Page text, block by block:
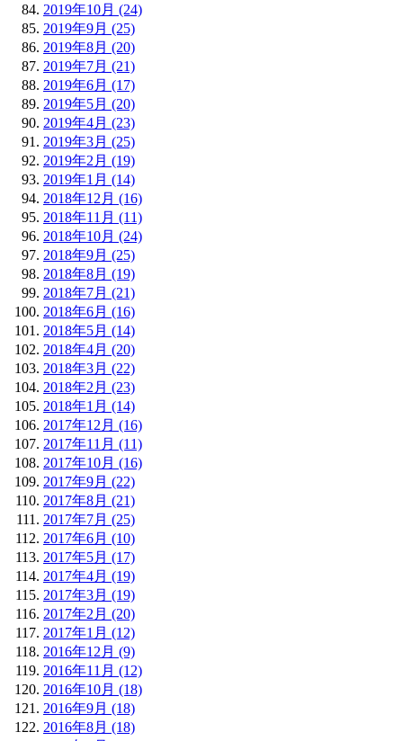
2019年10月 (24)
2019年9月 (25)
2019年8月 (20)
2019年7月 (21)
2019年6月 (17)
2019年5月 (20)
2019年4月 (23)
2019年3月 (25)
2019年2月 (19)
2019年1月 (14)
2018年12月 (16)
2018年11月 (11)
2018年10月 (24)
2018年9月 (25)
2018年8月 (19)
2018年7月 (21)
2018年6月 (16)
2018年5月 (14)
2018年4月 (20)
2018年3月 (22)
2018年2月 (23)
2018年1月 (14)
2017年12月 (16)
2017年11月 (11)
2017年10月 (16)
2017年9月 (22)
2017年8月 (21)
2017年7月 (25)
2017年6月 (10)
2017年5月 (17)
2017年4月 (19)
2017年3月 (19)
2017年2月 (20)
2017年1月 (12)
2016年12月 (9)
2016年11月 (12)
2016年10月 (18)
2016年9月 (18)
2016年8月 (18)